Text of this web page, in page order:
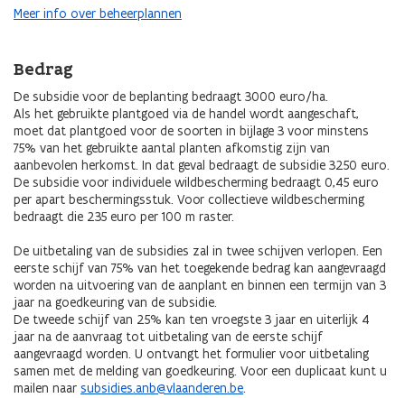
Meer info over beheerplannen
Bedrag
De subsidie voor de beplanting bedraagt 3000 euro/ha.
Als het gebruikte plantgoed via de handel wordt aangeschaft,
moet dat plantgoed voor de soorten in bijlage 3 voor minstens
75% van het gebruikte aantal planten afkomstig zijn van
aanbevolen herkomst. In dat geval bedraagt de subsidie 3250 euro.
De subsidie voor individuele wildbescherming bedraagt 0,45 euro
per apart beschermingsstuk. Voor collectieve wildbescherming
bedraagt die 235 euro per 100 m raster.
De uitbetaling van de subsidies zal in twee schijven verlopen. Een
eerste schijf van 75% van het toegekende bedrag kan aangevraagd
worden na uitvoering van de aanplant en binnen een termijn van 3
jaar na goedkeuring van de subsidie.
De tweede schijf van 25% kan ten vroegste 3 jaar en uiterlijk 4
jaar na de aanvraag tot uitbetaling van de eerste schijf
aangevraagd worden. U ontvangt het formulier voor uitbetaling
samen met de melding van goedkeuring. Voor een duplicaat kunt u
mailen naar subsidies.anb@vlaanderen.be.